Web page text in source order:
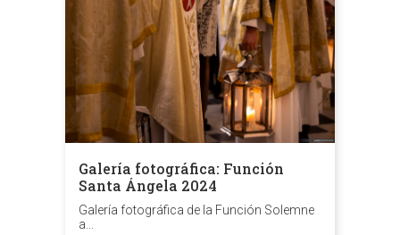
Galería fotográfica: Función
Santa Ángela 2024
Galería fotográfica de la Función Solemne
a...